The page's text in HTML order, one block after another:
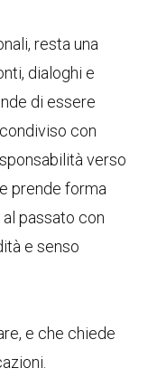
resta una
dialoghi e
di essere
con
verso
prende forma
passato con
e senso
e che chiede